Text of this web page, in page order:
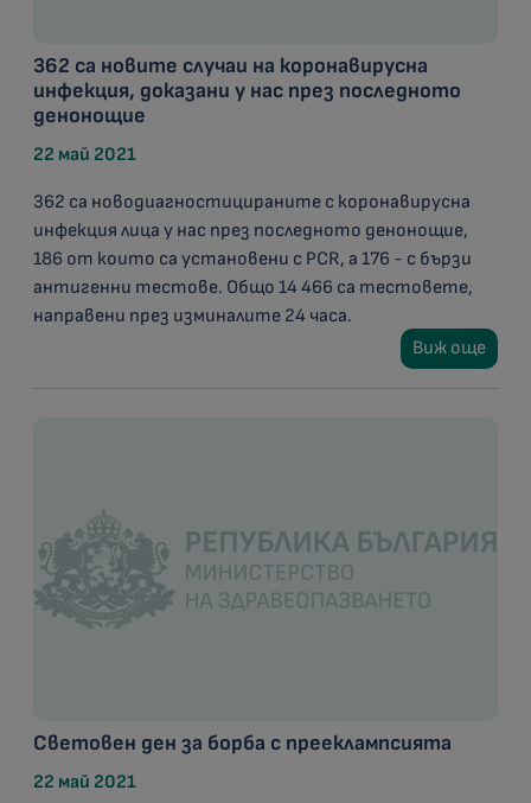
362 са новите случаи на коронавирусна
инфекция, доказани у нас през последното
денонощие
22 май 2021
362 са новодиагностицираните с коронавирусна
инфекция лица у нас през последното денонощие,
186 от които са установени с PCR, а 176 - с бързи
антигенни тестове. Общо 14 466 са тестовете,
направени през изминалите 24 часа.
Виж още
Световен ден за борба с прееклампсията
22 май 2021